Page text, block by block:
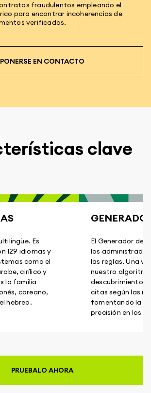
fraudulentos empleando el
para encontrar incoherencias de
verificados.
PONERSE EN CONTACTO
clave
Es
129 idiomas y
como el
cirílico y
la familia
coreano,
hebreo.
El Generador de
los
las reglas. Una
nuestro
descubrimiento
citas según las
fomentando la
precisión en los
PRUEBALO AHORA